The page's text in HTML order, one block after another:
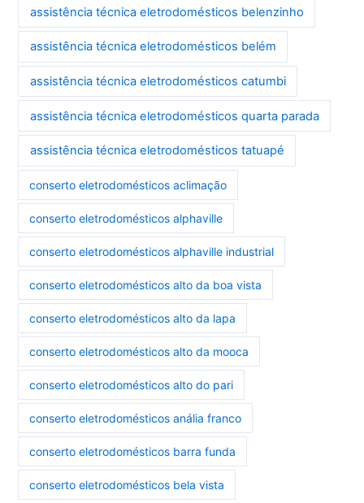
assistência técnica eletrodomésticos belenzinho
assistência técnica eletrodomésticos belém
assistência técnica eletrodomésticos catumbi
assistência técnica eletrodomésticos quarta parada
assistência técnica eletrodomésticos tatuapé
conserto eletrodomésticos aclimação
conserto eletrodomésticos alphaville
conserto eletrodomésticos alphaville industrial
conserto eletrodomésticos alto da boa vista
conserto eletrodomésticos alto da lapa
conserto eletrodomésticos alto da mooca
conserto eletrodomésticos alto do pari
conserto eletrodomésticos anália franco
conserto eletrodomésticos barra funda
conserto eletrodomésticos bela vista